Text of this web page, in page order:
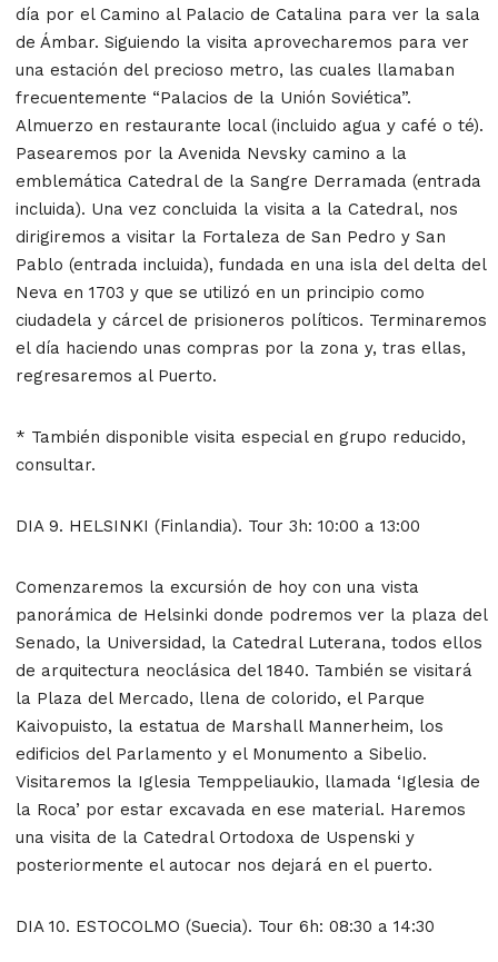
día por el Camino al Palacio de Catalina para ver la sala
de Ámbar. Siguiendo la visita aprovecharemos para ver
una estación del precioso metro, las cuales llamaban
frecuentemente “Palacios de la Unión Soviética”.
Almuerzo en restaurante local (incluido agua y café o té).
Pasearemos por la Avenida Nevsky camino a la
emblemática Catedral de la Sangre Derramada (entrada
incluida). Una vez concluida la visita a la Catedral, nos
dirigiremos a visitar la Fortaleza de San Pedro y San
Pablo (entrada incluida), fundada en una isla del delta del
Neva en 1703 y que se utilizó en un principio como
ciudadela y cárcel de prisioneros políticos. Terminaremos
el día haciendo unas compras por la zona y, tras ellas,
regresaremos al Puerto.
* También disponible visita especial en grupo reducido,
consultar.
DIA 9. HELSINKI (Finlandia). Tour 3h: 10:00 a 13:00
Comenzaremos la excursión de hoy con una vista
panorámica de Helsinki donde podremos ver la plaza del
Senado, la Universidad, la Catedral Luterana, todos ellos
de arquitectura neoclásica del 1840. También se visitará
la Plaza del Mercado, llena de colorido, el Parque
Kaivopuisto, la estatua de Marshall Mannerheim, los
edificios del Parlamento y el Monumento a Sibelio.
Visitaremos la Iglesia Temppeliaukio, llamada ‘Iglesia de
la Roca’ por estar excavada en ese material. Haremos
una visita de la Catedral Ortodoxa de Uspenski y
posteriormente el autocar nos dejará en el puerto.
DIA 10. ESTOCOLMO (Suecia). Tour 6h: 08:30 a 14:30